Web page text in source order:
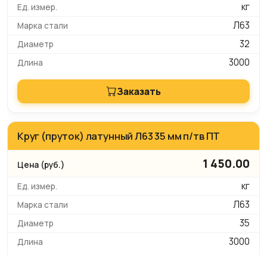
кг
Л63
32
3000
Заказать
Круг (пруток) латунный Л63 35 мм п/тв ПТ
1 450.00
кг
Л63
35
3000